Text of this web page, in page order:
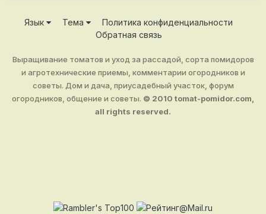
Язык Тема
Политика конфиденциальности
Обратная связь
Выращивание томатов и уход за рассадой, сорта помидоров
и агротехнические приемы, комментарии огородников и
советы. Дом и дача, приусадебный участок, форум
огородников, общение и советы. © 2010 tomat-pomidor.com,
all rights reserved.